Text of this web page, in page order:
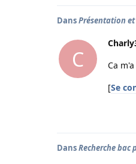
DansPrésentation
C
Ca
[Se
DansRecherche bac